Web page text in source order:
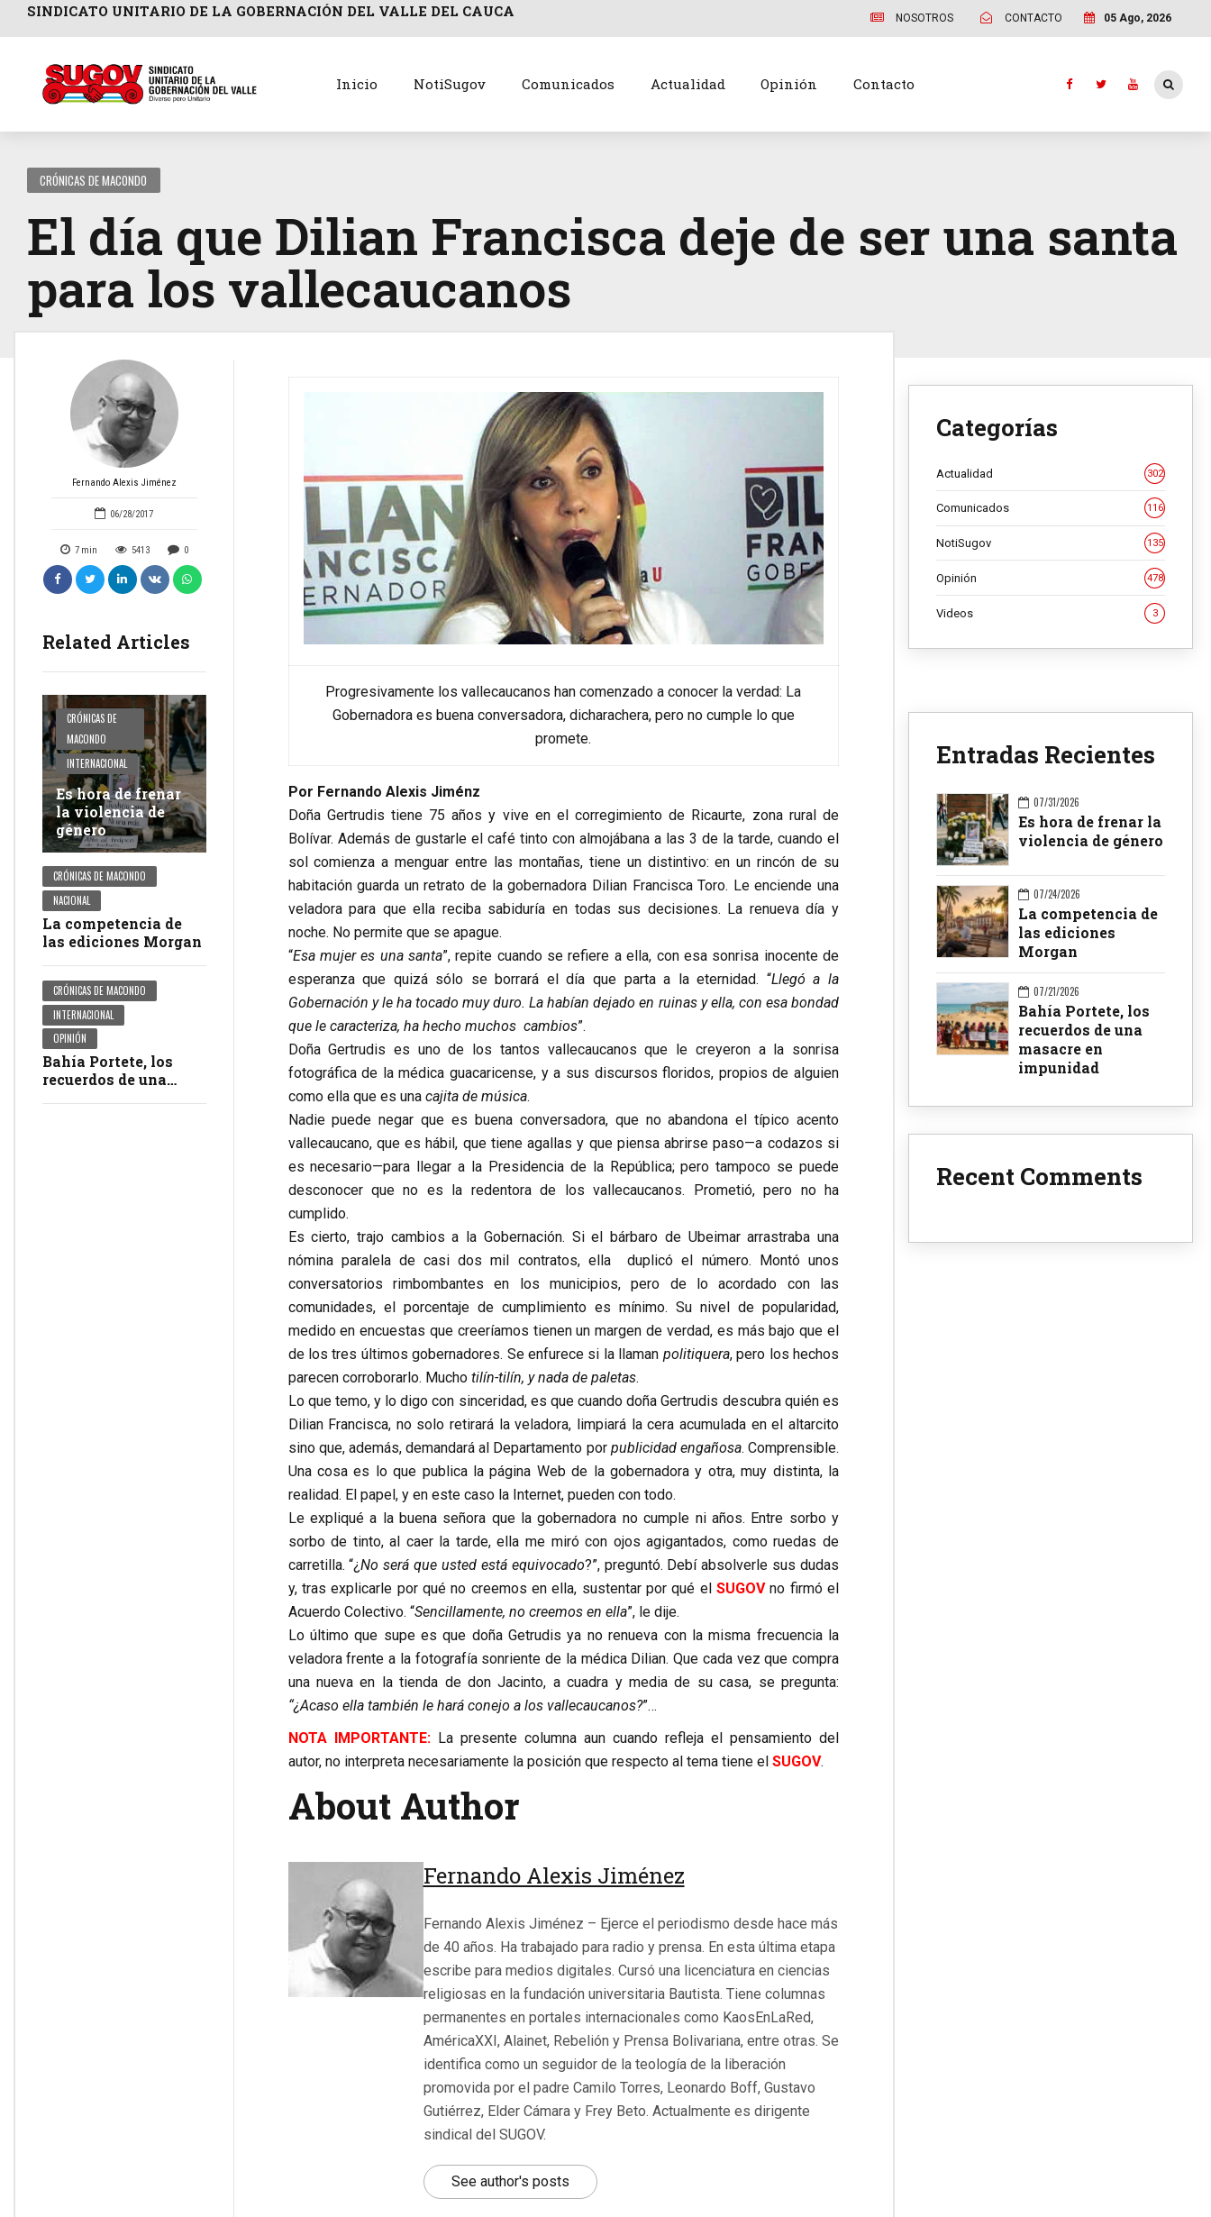
SINDICATO UNITARIO DE LA GOBERNACIÓN DEL VALLE DEL CAUCA NOSOTROS CONTACTO 05 Ago, 2026
Inicio NotiSugov Comunicados Actualidad Opinión Contacto
CRÓNICAS DE MACONDO
El día que Dilian Francisca deje de ser una santa
para los vallecaucanos
Fernando Alexis Jiménez
06/28/2017
7 min 5413 0
Related Articles
CRÓNICAS DE
MACONDO
INTERNACIONAL
Es hora de frenar
la violencia de
género
CRÓNICAS DE MACONDO
NACIONAL
La competencia de
las ediciones Morgan
CRÓNICAS DE MACONDO
INTERNACIONAL
OPINIÓN
Bahía Portete, los
recuerdos de una
Progresivamente los vallecaucanos han comenzado a conocer la verdad: La
Gobernadora es buena conversadora, dicharachera, pero no cumple lo que
promete.
Por Fernando Alexis Jiménz
Doña Gertrudis tiene 75 años y vive en el corregimiento de Ricaurte, zona rural de
Bolívar. Además de gustarle el café tinto con almojábana a las 3 de la tarde, cuando el
sol comienza a menguar entre las montañas, tiene un distintivo: en un rincón de su
habitación guarda un retrato de la gobernadora Dilian Francisca Toro. Le enciende una
veladora para que ella reciba sabiduría en todas sus decisiones. La renueva día y
noche. No permite que se apague.
“Esa mujer es una santa”, repite cuando se refiere a ella, con esa sonrisa inocente de
esperanza que quizá sólo se borrará el día que parta a la eternidad. “Llegó a la
Gobernación y le ha tocado muy duro. La habían dejado en ruinas y ella, con esa bondad
que le caracteriza, ha hecho muchos cambios”.
Doña Gertrudis es uno de los tantos vallecaucanos que le creyeron a la sonrisa
fotográfica de la médica guacaricense, y a sus discursos floridos, propios de alguien
como ella que es una cajita de música.
Nadie puede negar que es buena conversadora, que no abandona el típico acento
vallecaucano, que es hábil, que tiene agallas y que piensa abrirse paso—a codazos si
es necesario—para llegar a la Presidencia de la República; pero tampoco se puede
desconocer que no es la redentora de los vallecaucanos. Prometió, pero no ha
cumplido.
Es cierto, trajo cambios a la Gobernación. Si el bárbaro de Ubeimar arrastraba una
nómina paralela de casi dos mil contratos, ella duplicó el número. Montó unos
conversatorios rimbombantes en los municipios, pero de lo acordado con las
comunidades, el porcentaje de cumplimiento es mínimo. Su nivel de popularidad,
medido en encuestas que creeríamos tienen un margen de verdad, es más bajo que el
de los tres últimos gobernadores. Se enfurece si la llaman politiquera, pero los hechos
parecen corroborarlo. Mucho tilín-tilín, y nada de paletas.
Lo que temo, y lo digo con sinceridad, es que cuando doña Gertrudis descubra quién es
Dilian Francisca, no solo retirará la veladora, limpiará la cera acumulada en el altarcito
sino que, además, demandará al Departamento por publicidad engañosa. Comprensible.
Una cosa es lo que publica la página Web de la gobernadora y otra, muy distinta, la
realidad. El papel, y en este caso la Internet, pueden con todo.
Le expliqué a la buena señora que la gobernadora no cumple ni años. Entre sorbo y
sorbo de tinto, al caer la tarde, ella me miró con ojos agigantados, como ruedas de
carretilla. “¿No será que usted está equivocado?”, preguntó. Debí absolverle sus dudas
y, tras explicarle por qué no creemos en ella, sustentar por qué el SUGOVno firmó el
Acuerdo Colectivo. “Sencillamente, no creemos en ella”, le dije.
Lo último que supe es que doña Getrudis ya no renueva con la misma frecuencia la
veladora frente a la fotografía sonriente de la médica Dilian. Que cada vez que compra
una nueva en la tienda de don Jacinto, a cuadra y media de su casa, se pregunta:
“¿Acaso ella también le hará conejo a los vallecaucanos?”…
NOTA IMPORTANTE:
La presente columna aun cuando refleja el pensamiento del
autor, no interpreta necesariamente la posición que respecto al tema tiene el SUGOV.
About Author
Fernando Alexis Jiménez
Fernando Alexis Jiménez – Ejerce el periodismo desde hace más
de 40 años. Ha trabajado para radio y prensa. En esta última etapa
escribe para medios digitales. Cursó una licenciatura en ciencias
religiosas en la fundación universitaria Bautista. Tiene columnas
permanentes en portales internacionales como KaosEnLaRed,
AméricaXXI, Alainet, Rebelión y Prensa Bolivariana, entre otras. Se
identifica como un seguidor de la teología de la liberación
promovida por el padre Camilo Torres, Leonardo Boff, Gustavo
Gutiérrez, Elder Cámara y Frey Beto. Actualmente es dirigente
sindical del SUGOV.
See author's posts
Categorías
Actualidad 302
Comunicados 116
NotiSugov 135
Opinión 478
Videos 3
Entradas Recientes
07/31/2026
Es hora de frenar la
violencia de género
07/24/2026
La competencia de
las ediciones
Morgan
07/21/2026
Bahía Portete, los
recuerdos de una
masacre en
impunidad
Recent Comments